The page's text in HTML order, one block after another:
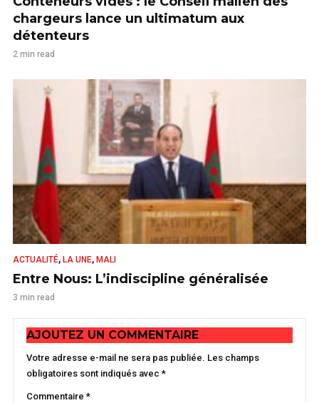
chargeurs lance un ultimatum aux
détenteurs
2 min read
ACTUALITÉ, LA UNE, MALI
Entre Nous: L’indiscipline généralisée
3 min read
AJOUTEZ UN COMMENTAIRE
Votre adresse e-mail ne sera pas publiée. Les champs
obligatoires sont indiqués avec *
Commentaire *